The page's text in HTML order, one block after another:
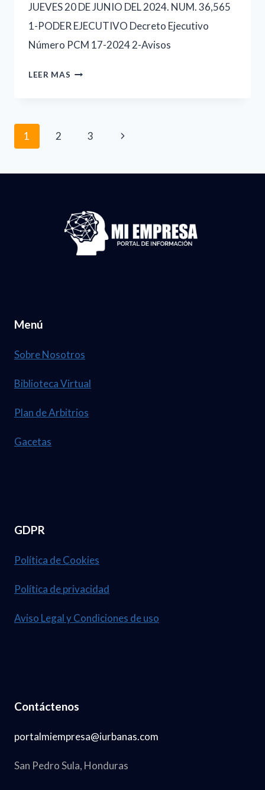
JUEVES 20 DE JUNIO DEL 2024. NUM. 36,565
1-PODER EJECUTIVO Decreto Ejecutivo
Número PCM 17-2024 2-Avisos
LEER MAS 20-
GACETA
Navegación
1 2 3
Siguiente
Menú
Sobre Nosotros
Biblioteca Virtual
Plan de Arbitrios
Gacetas
GDPR
Política de Cookies
Política de privacidad
Aviso Legal y Condiciones de uso
Contáctenos
portalmiempresa@iurbanas.com
San Pedro Sula, Honduras